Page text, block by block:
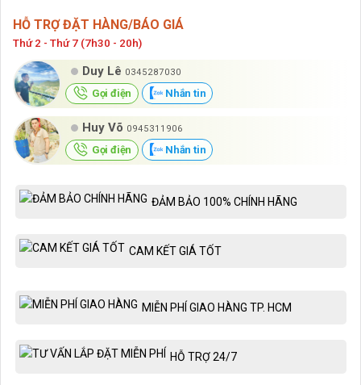
HỖ TRỢ ĐẶT HÀNG/BÁO GIÁ
Thứ 2 - Thứ 7 (7h30 - 20h)
Duy Lê 0345287030
Gọi điện Nhắn tin
Huy Võ 0945311906
Gọi điện Nhắn tin
ĐẢM BẢO 100% CHÍNH HÃNG
CAM KẾT GIÁ TỐT
MIỄN PHÍ GIAO HÀNG TP. HCM
HỖ TRỢ 24/7